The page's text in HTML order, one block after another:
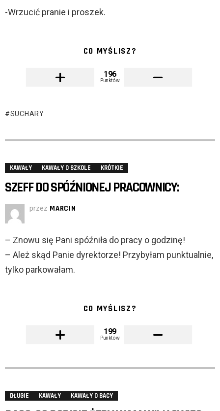
-Wrzucić pranie i proszek.
CO MYŚLISZ?
196
Punktów
SUCHARY
KAWAŁY KAWAŁY O SZKOLE KRÓTKIE
SZEFF DO SPÓŹNIONEJ PRACOWNICY:
przez MARCIN
– Znowu się Pani spóźniła do pracy o godzinę!
– Ależ skąd Panie dyrektorze! Przybyłam punktualnie,
tylko parkowałam.
CO MYŚLISZ?
199
Punktów
DŁUGIE KAWAŁY KAWAŁY O BACY